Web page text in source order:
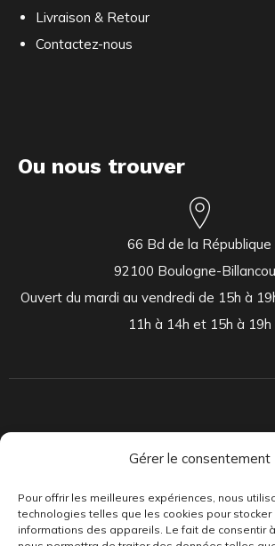
Gérer le consentement
Pour offrir les meilleures expériences, nous
technologies telles que les cookies pour stocker
informations des appareils. Le fait de consentir
Livraison & Retour
Contactez-nous
Ou nous trouver
66 Bd de la République
92100 Boulogne-
Ouvert du mardi au vendredi de 15h à
11h à 14h et 15h à 19h
toujours des pépites musicales, dont des